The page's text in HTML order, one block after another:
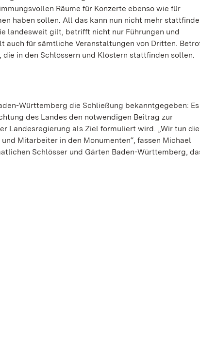
Räume für Konzerte ebenso wie für
haben sollen. All das kann nun nicht mehr
landesweit gilt, betrifft nicht nur Führungen und
auch für sämtliche Veranstaltungen von Dritten.
in den Schlössern und Klöstern stattfinden sollen.
Württemberg die Schließung bekanntgegeben:
des Landes den notwendigen Beitrag zur
Landesregierung als Ziel formuliert wird. „Wir tun
Mitarbeiter in den Monumenten“, fassen Michael
Schlösser und Gärten Baden-Württemberg,